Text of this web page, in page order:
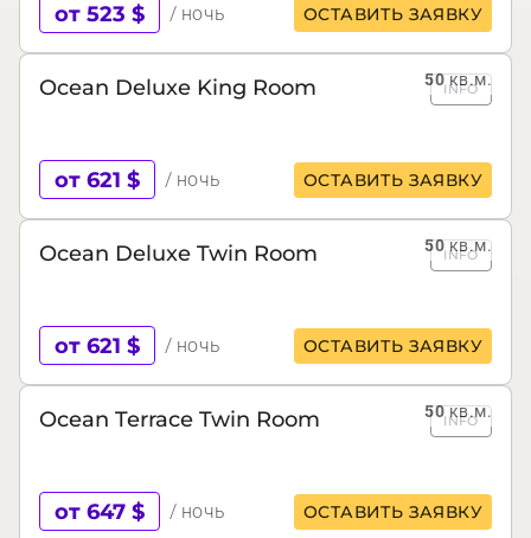
от 523 $ / ночь ОСТАВИТЬ ЗАЯВКУ
50кв.м.
Ocean Deluxe King Room INFO
от 621 $ / ночь ОСТАВИТЬ ЗАЯВКУ
50кв.м.
Ocean Deluxe Twin Room INFO
от 621 $ / ночь ОСТАВИТЬ ЗАЯВКУ
50кв.м.
Ocean Terrace Twin Room INFO
от 647 $ / ночь ОСТАВИТЬ ЗАЯВКУ